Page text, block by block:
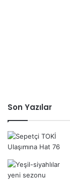
Son Yazılar